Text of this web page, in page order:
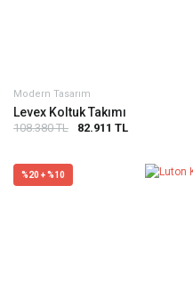
Modern Tasarım
Levex Koltuk Takımı
108.380 TL 82.911 TL
%20 + %10